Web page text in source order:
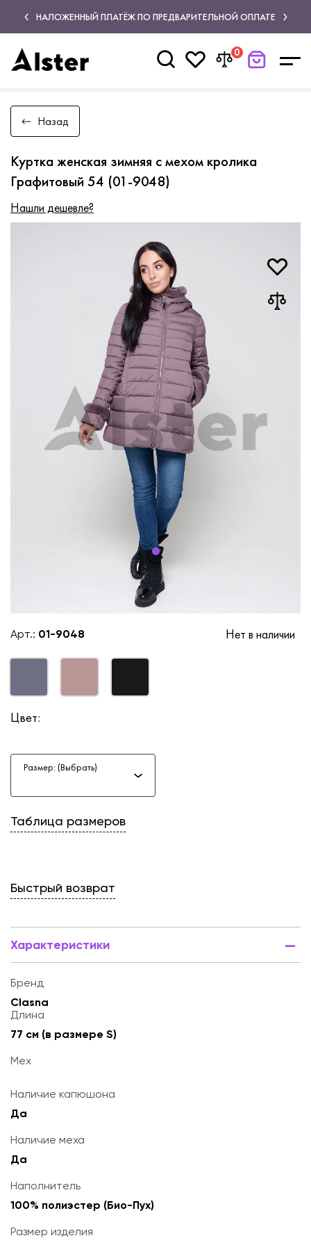
НАЛОЖЕННЫЙ ПЛАТЁЖ ПО ПРЕДВАРИТЕЛЬНОЙ ОПЛАТЕ
0
Назад
Куртка женская зимняя с мехом кролика
Графитовый 54 (01-9048)
Нашли дешевле?
Арт.: 01-9048 Нет в наличии
Цвет:
Размер: (Выбрать)
Таблица размеров
Быстрый возврат
Характеристики
Бренд
Clasna
Длина
77 см (в размере S)
Мех
Наличие капюшона
Да
Наличие меха
Да
Наполнитель
100% полиэстер (Био-Пух)
Размер изделия